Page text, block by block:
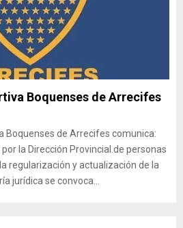
Boquenses de Arrecifes
Boquenses de Arrecifes comunica:
la Dirección Provincial.de personas
regularización y actualización de la
jurídica se convoca...